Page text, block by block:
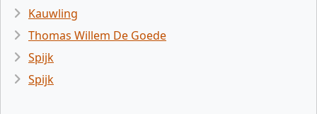
Kauwling
Thomas Willem De Goede
Spijk
Spijk